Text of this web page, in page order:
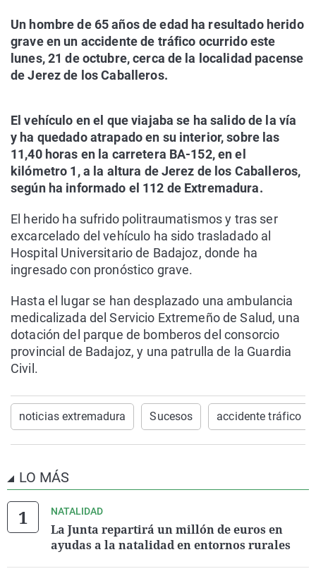
Un hombre de 65 años de edad ha resultado herido
grave en un accidente de tráfico ocurrido este
lunes, 21 de octubre, cerca de la localidad pacense
de Jerez de los Caballeros.
El vehículo en el que viajaba se ha salido de la vía
y ha quedado atrapado en su interior, sobre las
11,40 horas en la carretera BA-152, en el
kilómetro 1, a la altura de Jerez de los Caballeros,
según ha informado el 112 de Extremadura.
El herido ha sufrido politraumatismos y tras ser
excarcelado del vehículo ha sido trasladado al
Hospital Universitario de Badajoz, donde ha
ingresado con pronóstico grave.
Hasta el lugar se han desplazado una ambulancia
medicalizada del Servicio Extremeño de Salud, una
dotación del parque de bomberos del consorcio
provincial de Badajoz, y una patrulla de la Guardia
Civil.
noticias extremadura Sucesos accidente tráfico
LO MÁS
NATALIDAD
La Junta repartirá un millón de euros en
ayudas a la natalidad en entornos rurales